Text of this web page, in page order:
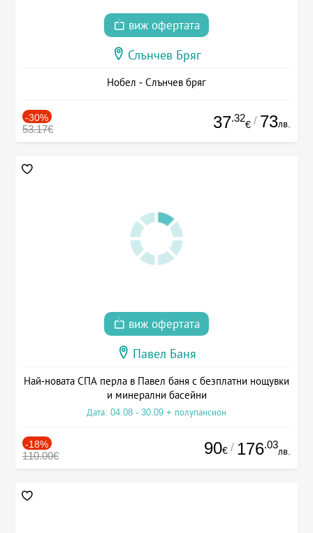
виж офертата
Слънчев Бряг
Нобел - Слънчев бряг
-30%
53.17€ 37.32
€ / 73лв.
виж офертата
Павел Баня
Най-новата СПА перла в Павел баня с безплатни нощувки
и минерални басейни
Дата: 04.08 - 30.09 + полупансион
-18%
110.00€ 90€ / 176.03
лв.